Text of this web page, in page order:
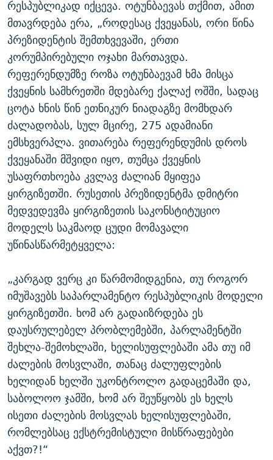
რესპუბლიკად იქცევა. ოტუნბაევას თქმით, ამით
მთავრდება ერა, „როდესაც ქვეყანას, ორი წინა
პრეზიდენტის შემთხვევაში, ერთი
კორუმპირებული ოჯახი მართავდა.
რეფერენდუმზე როზა ოტუნბაევამ ხმა მისცა
ქვეყნის სამხრეთში მდებარე ქალაქ ოშში, სადაც
ცოტა ხნის წინ ეთნიკურ ნიადაგზე მომხდარ
ძალადობას, სულ მცირე, 275 ადამიანი
ემსხვერპლა. ვითარება რეფერენდუმის დროს
ქვეყანაში მშვიდი იყო, თუმცა ქვეყნის
უსაფრთხოება კვლავ ძალიან მყიფეა
ყირგიზეთში. რუსეთის პრეზიდენტმა დმიტრი
მედვედევმა ყირგიზეთის საკონსტიტუციო
მოდელს საკმაოდ ცუდი მომავალი
უწინასწარმეტყველა:
„კარგად ვერც კი წარმომიდგენია, თუ როგორ
იმუშავებს საპარლამენტო რესპუბლიკის მოდელი
ყირგიზეთში. ხომ არ გადაიზრდება ეს
დაუსრულებელ პრობლემებში, პარლამენტში
შეხლა-შემოხლაში, ხელისუფლებაში ამა თუ იმ
ძალების მოსვლაში, თანაც ძალუფლების
ხელიდან ხელში უკონტროლო გადაცემაში და,
საბოლოო ჯამში, ხომ არ შეუწყობს ეს ხელს
ისეთი ძალების მოსვლას ხელისუფლებაში,
რომლებსაც ექსტრემისტული მისწრაფებები
აქვთ?!“